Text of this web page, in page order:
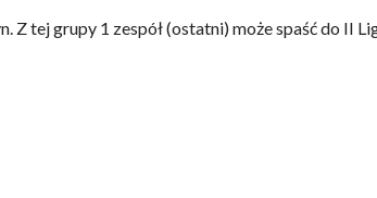
Z tej grupy 1 zespół (ostatni) może spaść do II